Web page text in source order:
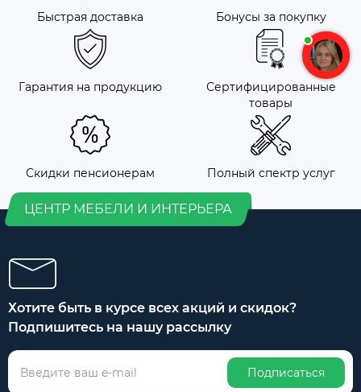
Быстрая доставка Бонусы за покупку
Гарантия на продукцию
Сертифицированные
товары
Скидки пенсионерам Полный спектр услуг
ЦЕНТР МЕБЕЛИ И ИНТЕРЬЕРА
Хотите быть в курсе всех акций и скидок?
Подпишитесь на нашу рассылку
Подписаться